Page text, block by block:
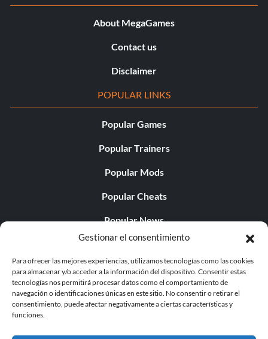
Gestionar el consentimiento
Para ofrecer las mejores experiencias, utilizamos tecnologías como las cookies
para almacenar y/o acceder a la información del dispositivo. Consentir estas
tecnologías nos permitirá procesar datos como el comportamiento de
navegación o identificaciones únicas en este sitio. No consentir o retirar el
consentimiento, puede afectar negativamente a ciertas características y
funciones.
About MegaGames
Contact us
Disclaimer
POPULAR LINKS
Popular Games
Popular Trainers
Popular Mods
Popular Cheats
Popular News
Popular Editorials
Popular Free Games
LATEST UPDATES